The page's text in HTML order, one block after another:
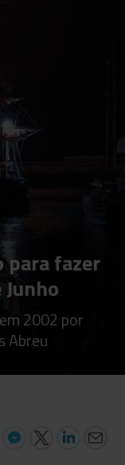
para fazer
2002 por
Abreu